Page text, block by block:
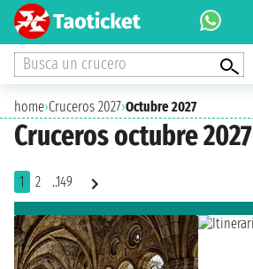
Busca un crucero
home›Cruceros 2027›Octubre 2027
Cruceros octubre 2027
1 2 ..149